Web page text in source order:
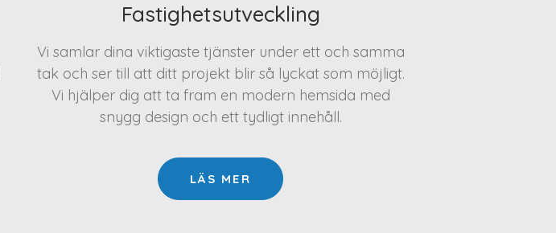
Fastighetsutveckling
Vi samlar dina viktigaste tjänster under ett och samma
tak och ser till att ditt projekt blir så lyckat som möjligt.
Vi hjälper dig att ta fram en modern hemsida med
snygg design och ett tydligt innehåll.
LÄS MER